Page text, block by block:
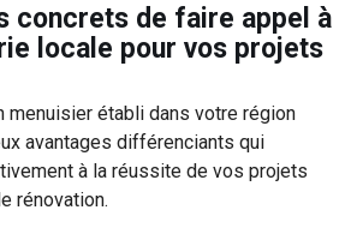
concrets de faire appel à
locale pour vos projets
menuisier établi dans votre région
avantages différenciants qui
à la réussite de vos projets
rénovation.